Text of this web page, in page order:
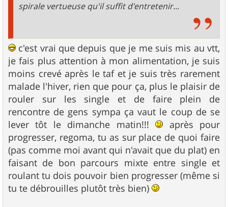
spirale vertueuse qu'il suffit d'entretenir...
c'est vrai que depuis que je me suis mis au vtt,
je fais plus attention à mon alimentation, je suis
moins crevé après le taf et je suis très rarement
malade l'hiver, rien que pour ça, plus le plaisir de
rouler sur les single et de faire plein de
rencontre de gens sympa ça vaut le coup de se
lever tôt le dimanche matin!!!
après pour
progresser, regoma, tu as sur place de quoi faire
(pas comme moi avant qui n'avait que du plat) en
faisant de bon parcours mixte entre single et
roulant tu dois pouvoir bien progresser (même si
tu te débrouilles plutôt très bien)